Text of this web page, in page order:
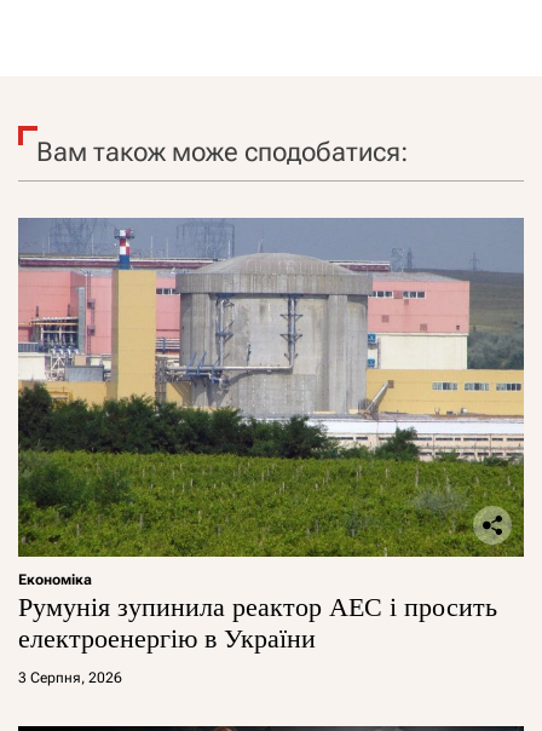
Вам також може сподобатися:
Економіка
Румунія зупинила реактор АЕС і просить
електроенергію в України
3 Серпня, 2026